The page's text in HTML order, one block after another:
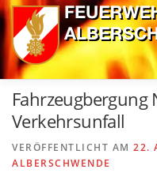
Zum
Inhalt
springen
ALPIN-
AUSRÜSTUNG
Fahrzeugbergung
Verkehrsunfall
VERÖFFENTLICHT AM 22.
ALBERSCHWENDE